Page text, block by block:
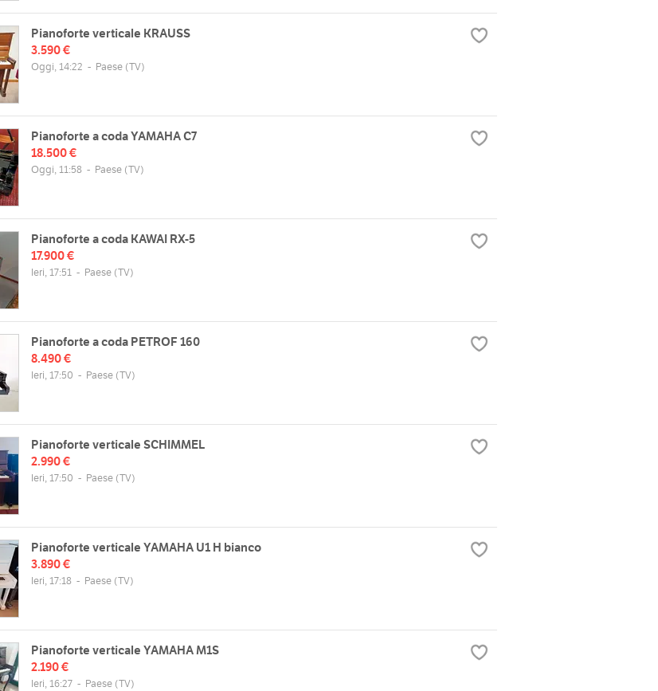
Pianoforte verticale KRAUSS
3.590 €
Oggi, 14:22 - Paese (TV)
Pianoforte a coda YAMAHA C7
18.500 €
Oggi, 11:58 - Paese (TV)
Pianoforte a coda KAWAI RX-5
17.900 €
Ieri, 17:51 - Paese (TV)
Pianoforte a coda PETROF 160
8.490 €
Ieri, 17:50 - Paese (TV)
Pianoforte verticale SCHIMMEL
2.990 €
Ieri, 17:50 - Paese (TV)
Pianoforte verticale YAMAHA U1 H bianco
3.890 €
Ieri, 17:18 - Paese (TV)
Pianoforte verticale YAMAHA M1S
2.190 €
Ieri, 16:27 - Paese (TV)